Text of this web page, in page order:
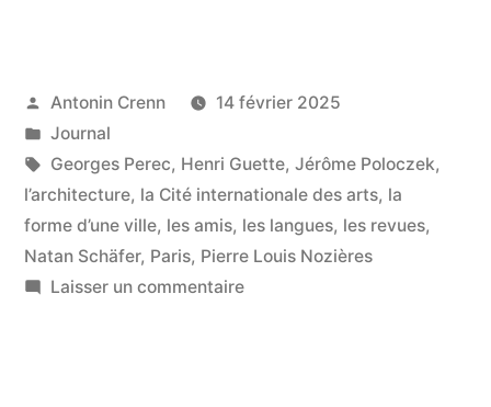
Publié
par
Antonin Crenn
14 février 2025
Publié
dans
Journal
Étiquettes :
Georges Perec, Henri Guette, Jérôme Poloczek,
l’architecture, la Cité internationale des arts, la
forme d’une ville, les amis, les langues, les revues,
Natan Schäfer, Paris, Pierre Louis Nozières
Laisser un commentairesur